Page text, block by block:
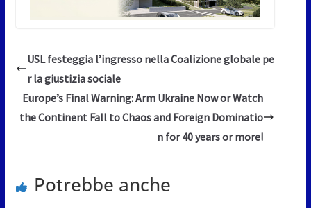
USL festeggia l’ingresso nella Coalizione globale pe
r la giustizia sociale
Europe’s Final Warning: Arm Ukraine Now or Watch
the Continent Fall to Chaos and Foreign Dominatio
n for 40 years or more!
Potrebbe anche